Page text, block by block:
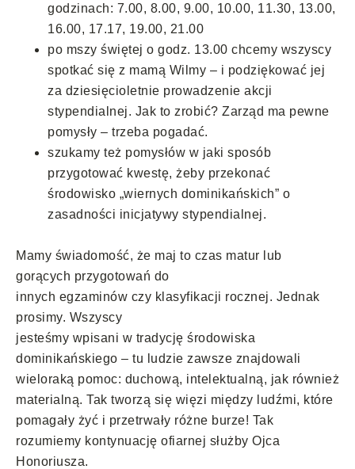
godzinach: 7.00, 8.00, 9.00, 10.00, 11.30, 13.00,
16.00, 17.17, 19.00, 21.00
po mszy świętej o godz. 13.00 chcemy wszyscy
spotkać się z mamą Wilmy – i podziękować jej
za dziesięcioletnie prowadzenie akcji
stypendialnej. Jak to zrobić? Zarząd ma pewne
pomysły – trzeba pogadać.
szukamy też pomysłów w jaki sposób
przygotować kwestę, żeby przekonać
środowisko „wiernych dominikańskich” o
zasadności inicjatywy stypendialnej.
Mamy świadomość, że maj to czas matur lub
gorących przygotowań do
innych egzaminów czy klasyfikacji rocznej. Jednak
prosimy. Wszyscy
jesteśmy wpisani w tradycję środowiska
dominikańskiego – tu ludzie zawsze znajdowali
wieloraką pomoc: duchową, intelektualną, jak również
materialną. Tak tworzą się więzi między ludźmi, które
pomagały żyć i przetrwały różne burze! Tak
rozumiemy kontynuację ofiarnej służby Ojca
Honoriusza.